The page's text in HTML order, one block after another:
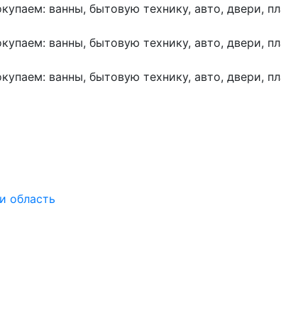
ванны, бытовую технику, авто, двери,
ванны, бытовую технику, авто, двери,
ванны, бытовую технику, авто, двери,
область